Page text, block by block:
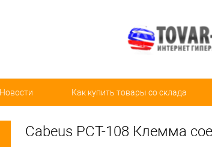
Новости Как купить товары со склада
Cabeus PCT-108 Клемма